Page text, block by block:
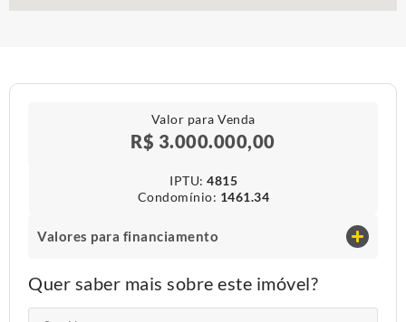
Valor para Venda
R$ 3.000.000,00
IPTU​: 4815
Condomínio​: 1461.34
Valores para financiamento
Quer saber mais sobre este imóvel?